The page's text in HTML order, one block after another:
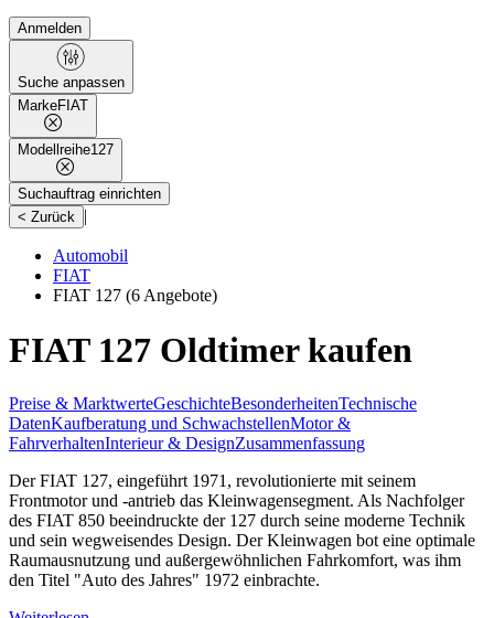
Anmelden
Suche anpassen
MarkeFIAT
Modellreihe127
Suchauftrag einrichten
< Zurück |
Automobil
FIAT
FIAT 127 (6 Angebote)
FIAT 127 Oldtimer kaufen
Preise & MarktwerteGeschichteBesonderheitenTechnische
DatenKaufberatung und SchwachstellenMotor &
FahrverhaltenInterieur & DesignZusammenfassung
Der FIAT 127, eingeführt 1971, revolutionierte mit seinem
Frontmotor und -antrieb das Kleinwagensegment. Als Nachfolger
des FIAT 850 beeindruckte der 127 durch seine moderne Technik
und sein wegweisendes Design. Der Kleinwagen bot eine optimale
Raumausnutzung und außergewöhnlichen Fahrkomfort, was ihm
den Titel "Auto des Jahres" 1972 einbrachte.